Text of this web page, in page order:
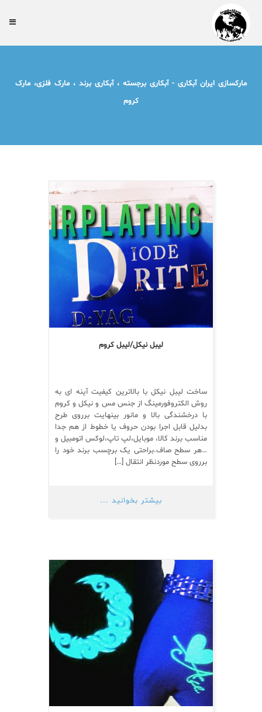
مارکسازی ایران آبکاری - آبکاری برجسته ، آبکاری برند ، مارک فلزی، مارک
کروم
لیبل نیکل/لیبل کروم
ساخت لیبل نیکل با بالاترین کیفیت آینه ای به
روش الکتروفورمینگ از جنس مس و نیکل و کروم
با درخشندگی بالا و مانور بینهایت برروی طرح
بدلیل قابل اجرا بودن حروف یا خطوط از هم جدا
مناسب برند کالا، موبایل،لپ تاپ،لوکس اتومبیل و
…هر سطح صاف.براحتی یک برچسب برند خود را
برروی سطح موردنظر انتقال […]
بیشتر بخوانید ...